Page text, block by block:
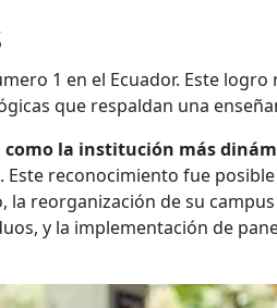
1 en el Ecuador. Este logro
que respaldan una
como la institución más
reconocimiento fue
la reorganización de su
y la implementación de